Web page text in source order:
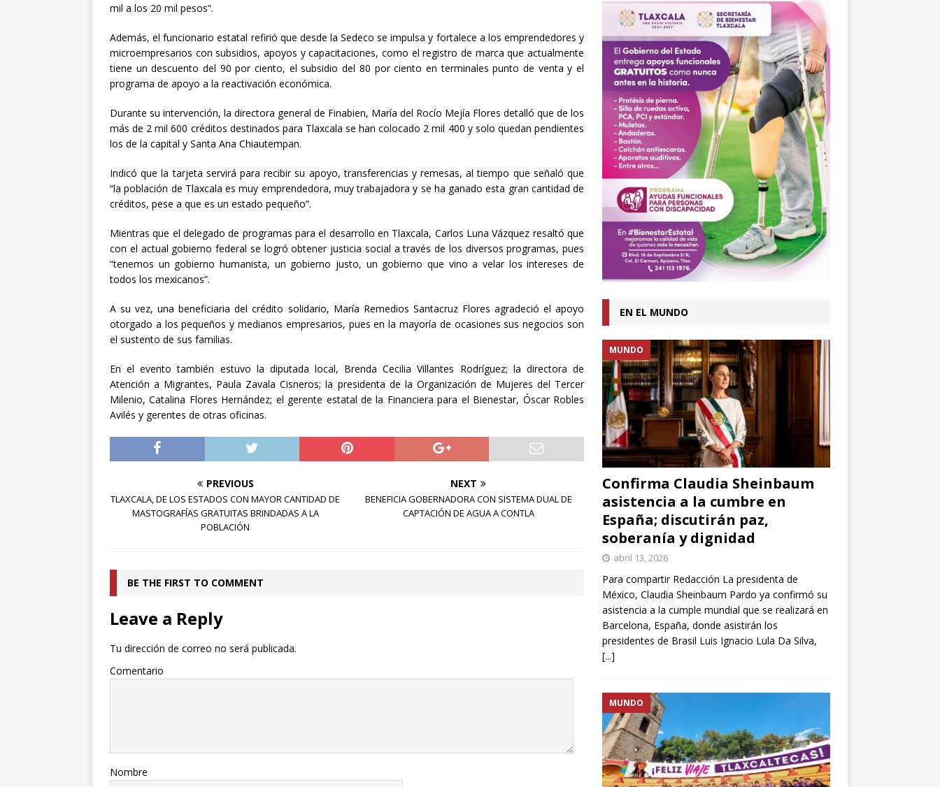
mil a los 20 mil pesos”.
Además, el funcionario estatal refirió que desde la Sedeco se impulsa y fortalece a los emprendedores y
microempresarios con subsidios, apoyos y capacitaciones, como el registro de marca que actualmente
tiene un descuento del 90 por ciento, el subsidio del 80 por ciento en terminales punto de venta y el
programa de apoyo a la reactivación económica.
Durante su intervención, la directora general de Finabien, María del Rocío Mejía Flores detalló que de los
más de 2 mil 600 créditos destinados para Tlaxcala se han colocado 2 mil 400 y solo quedan pendientes
los de la capital y Santa Ana Chiautempan.
Indicó que la tarjeta servirá para recibir su apoyo, transferencias y remesas, al tiempo que señaló que
“la población de Tlaxcala es muy emprendedora, muy trabajadora y se ha ganado esta gran cantidad de
créditos, pese a que es un estado pequeño”.
Mientras que el delegado de programas para el desarrollo en Tlaxcala, Carlos Luna Vázquez resaltó que
con el actual gobierno federal se logró obtener justicia social a través de los diversos programas, pues
“tenemos un gobierno humanista, un gobierno justo, un gobierno que vino a velar los intereses de
todos los mexicanos”.
A su vez, una beneficiaria del crédito solidario, María Remedios Santacruz Flores agradeció el apoyo
otorgado a los pequeños y medianos empresarios, pues en la mayoría de ocasiones sus negocios son
el sustento de sus familias.
En el evento también estuvo la diputada local, Brenda Cecilia Villantes Rodríguez; la directora de
Atención a Migrantes, Paula Zavala Cisneros; la presidenta de la Organización de Mujeres del Tercer
Milenio, Catalina Flores Hernández; el gerente estatal de la Financiera para el Bienestar, Óscar Robles
Avilés y gerentes de otras oficinas.
PREVIOUS
TLAXCALA, DE LOS ESTADOS CON MAYOR CANTIDAD DE
MASTOGRAFÍAS GRATUITAS BRINDADAS A LA
POBLACIÓN
NEXT
BENEFICIA GOBERNADORA CON SISTEMA DUAL DE
CAPTACIÓN DE AGUA A CONTLA
BE THE FIRST TO COMMENT
Leave a Reply
Tu dirección de correo no será publicada.
Comentario
Nombre
EN EL MUNDO
Confirma Claudia Sheinbaum
asistencia a la cumbre en
España; discutirán paz,
soberanía y dignidad
MUNDO
abril 13, 2026
Para compartir Redacción La presidenta de
México, Claudia Sheinbaum Pardo ya confirmó su
asistencia a la cumple mundial que se realizará en
Barcelona, España, donde asistirán los
presidentes de Brasil Luis Ignacio Lula Da Silva,
[...]
MUNDO